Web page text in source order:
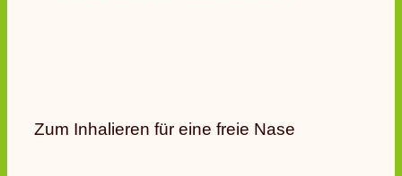
Zum Inhalieren für eine freie Nase